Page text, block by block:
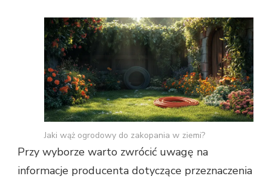
Jaki wąż ogrodowy do zakopania w ziemi?
Przy wyborze warto zwrócić uwagę na
informacje producenta dotyczące przeznaczenia